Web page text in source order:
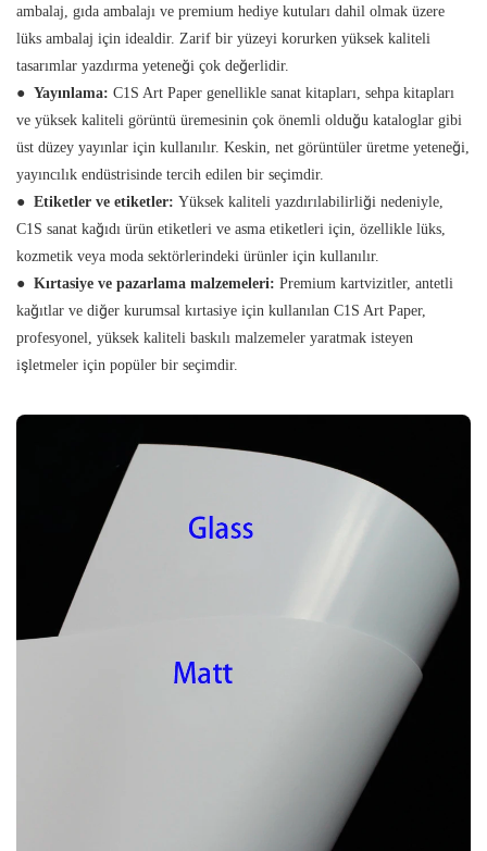
ambalaj, gıda ambalajı ve premium hediye kutuları dahil olmak üzere
lüks ambalaj için idealdir. Zarif bir yüzeyi korurken yüksek kaliteli
tasarımlar yazdırma yeteneği çok değerlidir.
● Yayınlama: C1S Art Paper genellikle sanat kitapları, sehpa kitapları
ve yüksek kaliteli görüntü üremesinin çok önemli olduğu kataloglar gibi
üst düzey yayınlar için kullanılır. Keskin, net görüntüler üretme yeteneği,
yayıncılık endüstrisinde tercih edilen bir seçimdir.
● Etiketler ve etiketler: Yüksek kaliteli yazdırılabilirliği nedeniyle,
C1S sanat kağıdı ürün etiketleri ve asma etiketleri için, özellikle lüks,
kozmetik veya moda sektörlerindeki ürünler için kullanılır.
● Kırtasiye ve pazarlama malzemeleri: Premium kartvizitler, antetli
kağıtlar ve diğer kurumsal kırtasiye için kullanılan C1S Art Paper,
profesyonel, yüksek kaliteli baskılı malzemeler yaratmak isteyen
işletmeler için popüler bir seçimdir.